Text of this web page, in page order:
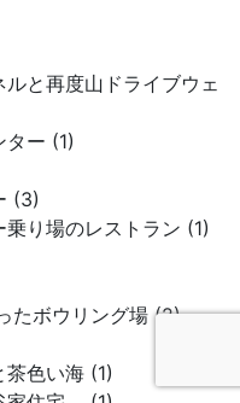
と再度山ドライブウェ
ー (1)
(3)
り場のレストラン (1)
たボウリング場 (2)
色い海 (1)